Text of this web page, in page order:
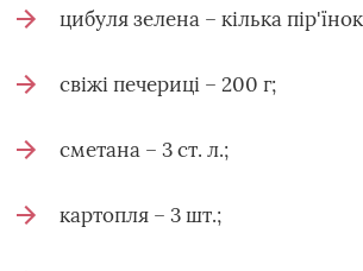
цибуля зелена – кілька
свіжі печериці – 200 г;
сметана – 3 ст. л.;
картопля – 3 шт.;